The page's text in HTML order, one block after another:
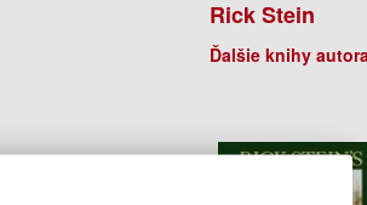
Rick Stein
Ďalšie knihy